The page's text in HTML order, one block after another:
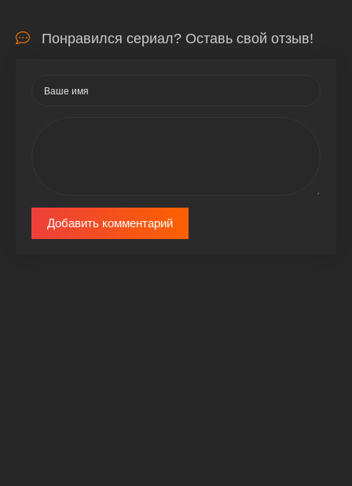
Понравился сериал? Оставь свой отзыв!
Добавить комментарий